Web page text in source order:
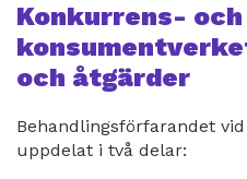
Konkurrens- och
och åtgärder
Behandlingsförfarandet
uppdelat i två delar: